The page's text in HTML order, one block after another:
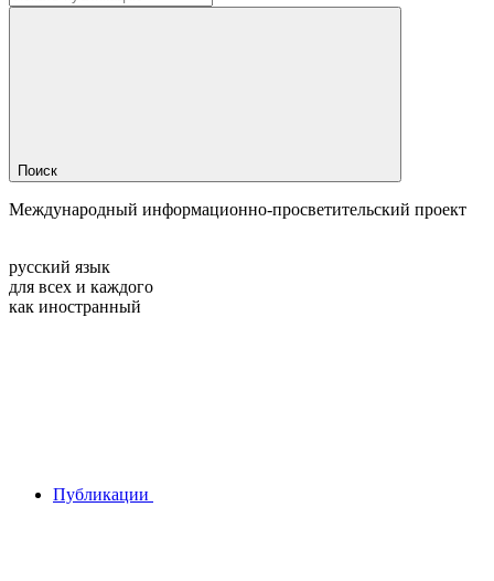
Поиск
Международный информационно-просветительский проект
русский язык
для всех и каждого
как иностранный
Публикации